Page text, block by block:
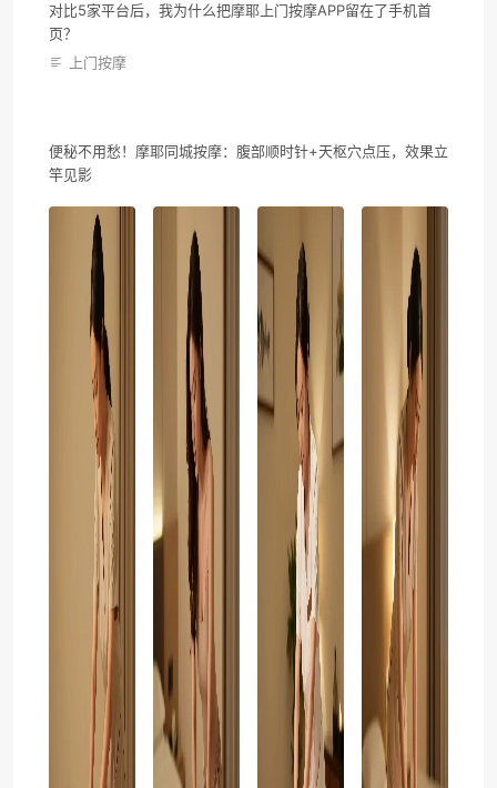
对比5家平台后，我为什么把摩耶上门按摩APP留在了手机首
页？
上门按摩
便秘不用愁！摩耶同城按摩：腹部顺时针+天枢穴点压，效果立
竿见影